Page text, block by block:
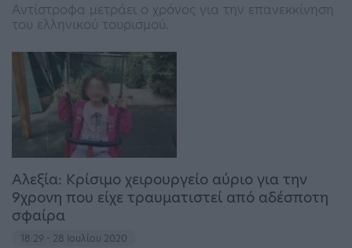
Αντίστροφα μετράει ο χρόνος για την επανεκκίνηση
του ελληνικού τουρισμού.
Αλεξία: Κρίσιμο χειρουργείο αύριο για την
9χρονη που είχε τραυματιστεί από αδέσποτη
σφαίρα
18:29 - 28 Ιουλίου 2020